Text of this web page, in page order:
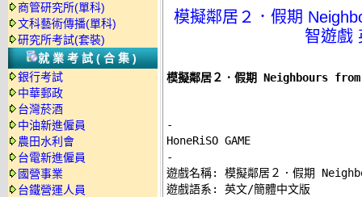
商管研究所(單科)
文科藝術傳播(單科)
研究所考試(套裝)
就業考試(合集)
銀行考試
中華郵政
台灣菸酒
中油新進僱員
農田水利會
台電新進僱員
國營事業
台鐵營運人員
模擬鄰居２．假期
智遊戲
模擬鄰居２．假期 Neighbours
-
-
遊戲名稱: 模擬鄰居２．假期
遊戲語系: 英文/簡體中文版